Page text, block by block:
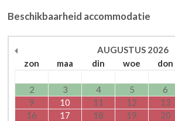
Beschikbaarheid accommodatie
AUGUSTUS 2026
zon
maa din woe don
2
3 4 5 6
9
10 11 12 13
16
17 18 19 20